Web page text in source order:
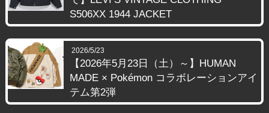
S506XX 1944 JACKET
2026/5/23
【2026年5月23日（土）～】HUMAN
MADE × Pokémon コラボレーションアイ
テム第2弾